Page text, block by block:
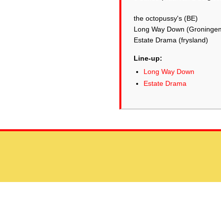
the octopussy's (BE)
Long Way Down
Estate Drama (frysland)
Line-up:
Long Way Down
Estate Drama